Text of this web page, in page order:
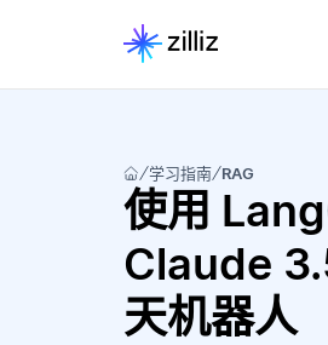
学习指南 RAG
使用
Claude
天机器人